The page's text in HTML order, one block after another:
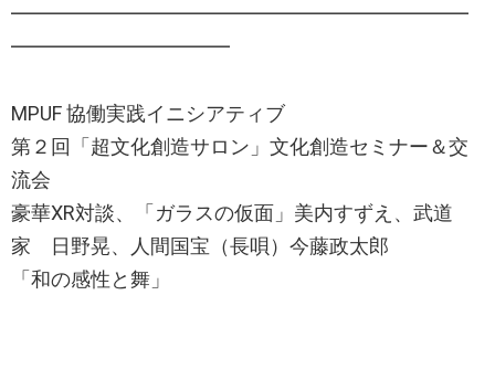
━━━━━━━━━━━━━━━━━━━━━━━
━━━━━━━━━━━
MPUF 協働実践イニシアティブ
第２回「超文化創造サロン」文化創造セミナー＆交
流会
豪華XR対談、「ガラスの仮面」美内すずえ、武道
家 日野晃、人間国宝（長唄）今藤政太郎
「和の感性と舞」